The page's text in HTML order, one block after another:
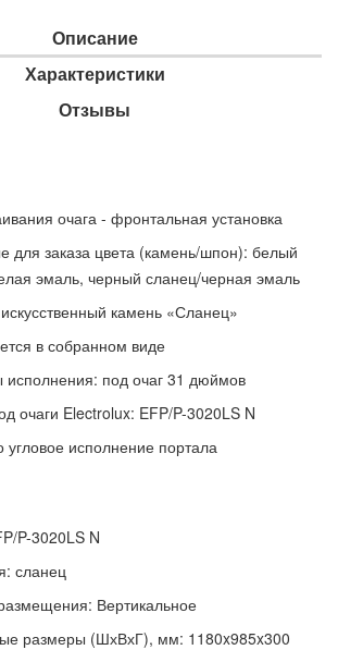
Описание
Характеристики
Отзывы
очага - фронтальная установка
для заказа цвета (камень/шпон): белый
эмаль, черный сланец/черная эмаль
камень «Сланец»
в собранном виде
исполнения: под очаг 31 дюймов
очаги Electrolux: EFP/P-3020LS N
угловое исполнение портала
P-3020LS N
сланец
Вертикальное
размеры (ШхВхГ), мм: 1180x985x300